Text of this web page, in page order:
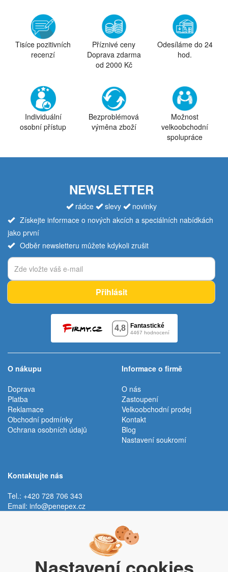
Tisíce pozitivních
recenzí
Příznivé ceny
Doprava zdarma
od 2000 Kč
Odesíláme do 24
hod.
Individuální
osobní přístup
Bezproblémová
výměna zboží
Možnost
velkoobchodní
spolupráce
NEWSLETTER
rádce slevy
novinky
Získejte informace o nových akcích a speciálních nabídkách
jako první
Odběr newsletteru můžete kdykoli zrušit
Přihlásit
O nákupu
Doprava
Platba
Reklamace
Obchodní podmínky
Ochrana osobních údajů
Informace o firmě
O nás
Zastoupení
Velkoobchodní prodej
Kontakt
Blog
Nastavení soukromí
Kontaktujte nás
Tel.: +420 728 706 343
Email: info@penepex.cz
Trávník 2076, 686 03 Staré Město